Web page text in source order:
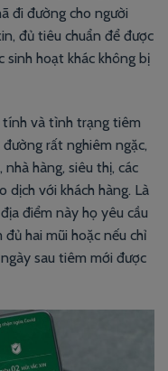
đi đường cho người
đủ tiêu chuẩn để được
sinh hoạt khác không bị
tính và tình trạng tiêm
rất nghiêm ngặc,
hàng, siêu thị, các
dịch với khách hàng. Là
điểm này họ yêu cầu
hai mũi hoặc nếu chỉ
sau tiêm mới được